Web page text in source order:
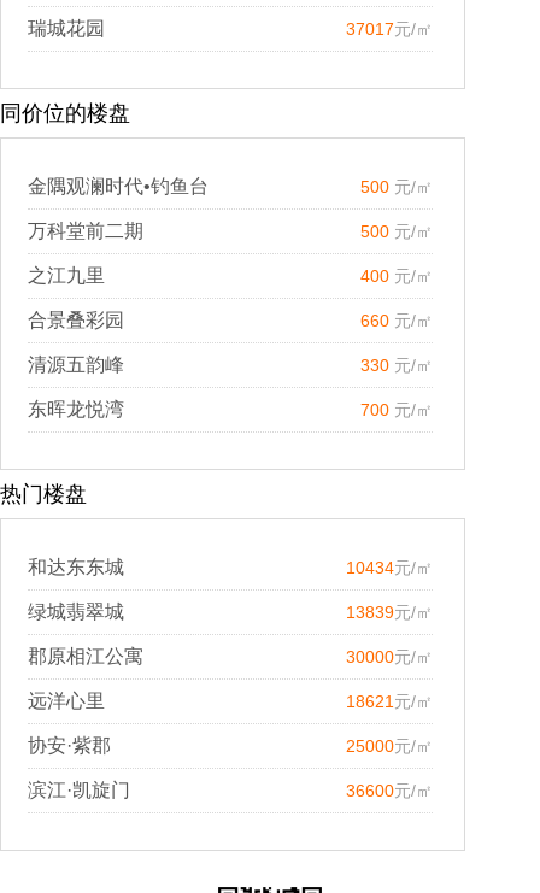
瑞城花园 37017元/㎡
同价位的楼盘
金隅观澜时代•钓鱼台 500 元/㎡
万科堂前二期 500 元/㎡
之江九里 400 元/㎡
合景叠彩园 660 元/㎡
清源五韵峰 330 元/㎡
东晖龙悦湾 700 元/㎡
热门楼盘
和达东东城 10434元/㎡
绿城翡翠城 13839元/㎡
郡原相江公寓 30000元/㎡
远洋心里 18621 元/㎡
协安·紫郡 25000元/㎡
滨江·凯旋门 36600元/㎡